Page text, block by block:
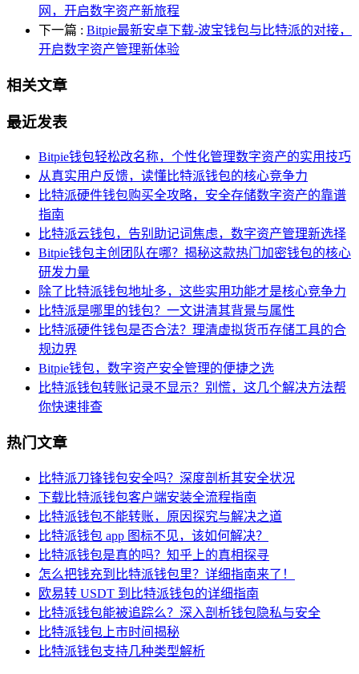
网，开启数字资产新旅程
下一篇 : Bitpie最新安卓下载-波宝钱包与比特派的对接，
开启数字资产管理新体验
相关文章
最近发表
Bitpie钱包轻松改名称，个性化管理数字资产的实用技巧
从真实用户反馈，读懂比特派钱包的核心竞争力
比特派硬件钱包购买全攻略，安全存储数字资产的靠谱
指南
比特派云钱包，告别助记词焦虑，数字资产管理新选择
Bitpie钱包主创团队在哪？揭秘这款热门加密钱包的核心
研发力量
除了比特派钱包地址多，这些实用功能才是核心竞争力
比特派是哪里的钱包？一文讲清其背景与属性
比特派硬件钱包是否合法？理清虚拟货币存储工具的合
规边界
Bitpie钱包，数字资产安全管理的便捷之选
比特派钱包转账记录不显示？别慌，这几个解决方法帮
你快速排查
热门文章
比特派刀锋钱包安全吗？深度剖析其安全状况
下载比特派钱包客户端安装全流程指南
比特派钱包不能转账，原因探究与解决之道
比特派钱包 app 图标不见，该如何解决？
比特派钱包是真的吗？知乎上的真相探寻
怎么把钱充到比特派钱包里？详细指南来了！
欧易转 USDT 到比特派钱包的详细指南
比特派钱包能被追踪么？深入剖析钱包隐私与安全
比特派钱包上市时间揭秘
比特派钱包支持几种类型解析